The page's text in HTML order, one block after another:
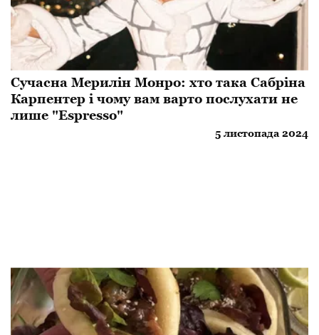
Сучасна Мерилін Монро: хто така Сабріна
Карпентер і чому вам варто послухати не
лише "Espresso"
5 листопада 2024